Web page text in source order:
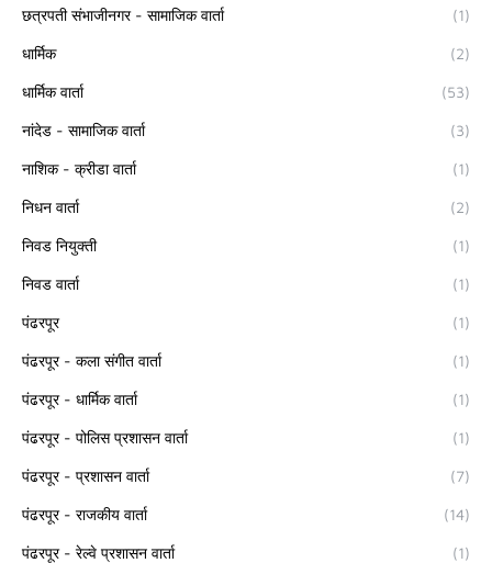
छत्रपती संभाजीनगर - सामाजिक वार्ता (1)
धार्मिक (2)
धार्मिक वार्ता (53)
नांदेड - सामाजिक वार्ता (3)
नाशिक - क्रीडा वार्ता (1)
निधन वार्ता (2)
निवड नियुक्ती (1)
निवड वार्ता (1)
पंढरपूर (1)
पंढरपूर - कला संगीत वार्ता (1)
पंढरपूर - धार्मिक वार्ता (1)
पंढरपूर - पोलिस प्रशासन वार्ता (1)
पंढरपूर - प्रशासन वार्ता (7)
पंढरपूर - राजकीय वार्ता (14)
पंढरपूर - रेल्वे प्रशासन वार्ता (1)